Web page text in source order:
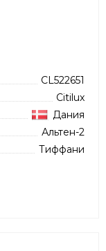
CL522651
Citilux
Дания
Альтен-2
Тиффани